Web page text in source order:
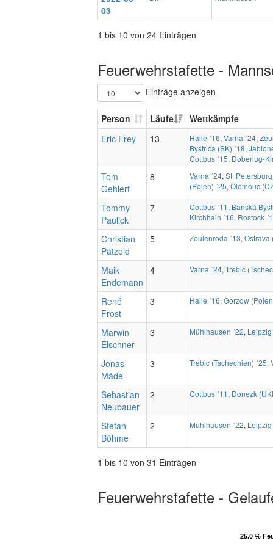
03
1 bis 10 von 24 Einträgen
Feuerwehrstafette -
Einträge anzeigen
Person Läufe
Wettkämpfe
Eric Frey
13 Halle ´16, Varna ´24,
Bystrica (SK) ´18,
Cottbus ´15, Doberlug-
Tom
Gehlert
8 Varna ´24, St.
(Polen) ´25, Olomouc
Tommy
Paulick
7 Cottbus ´11 , Banská
Kirchhain ´16, Rostock
Christian
Pätzold
5 Zeulenroda ´13, Ostrava
Maik
Endemann
4 Varna ´24, Trebic
René
Frost
3 Halle ´16, Gorzow
Marwin
Elschner
3 Mühlhausen ´22, Leipzig
Jonas
Mäde
3 Trebic (Tschechien) ´25,
Sebastian
Neubauer
2 Cottbus ´11 , Donezk
Stefan
Böhme
2 Mühlhausen ´22, Leipzig
1 bis 10 von 31 Einträgen
Feuerwehrstafette -
25.0 %
25.0 %